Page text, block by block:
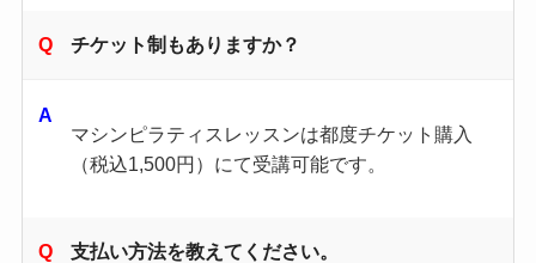
チケット制もありますか？
マシンピラティスレッスンは都度チケット購入
（税込1,500円）にて受講可能です。
支払い方法を教えてください。